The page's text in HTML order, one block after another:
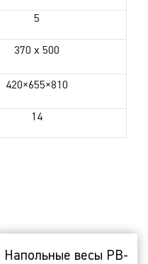
5
370 x 500
420×655×810
14
Напольные весы PB-